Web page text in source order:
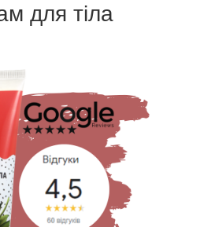
для тіла